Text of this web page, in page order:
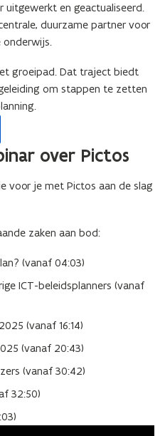
r
)
uitgewerkt en geactualiseerd.
duurzame partner voor
onderwijs.
groeipad. Dat traject biedt
om stappen te zetten
over Pictos
voor je met Pictos aan de slag
zaken aan bod:
(vanaf 04:03)
ICT-beleidsplanners (vanaf
(vanaf 16:14)
(vanaf 20:43)
(vanaf 30:42)
32:50)